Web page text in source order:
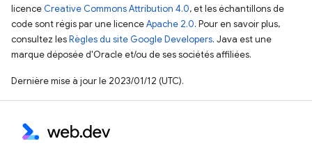
licence Creative Commons Attribution 4.0, et les échantillons de
code sont régis par une licenceApache 2.0. Pour en savoir plus,
consultez lesRègles du site Google Developers. Java est une
marque déposée d'Oracle et/ou de ses sociétés affiliées.
Dernière mise à jour le 2023/01/12 (UTC).